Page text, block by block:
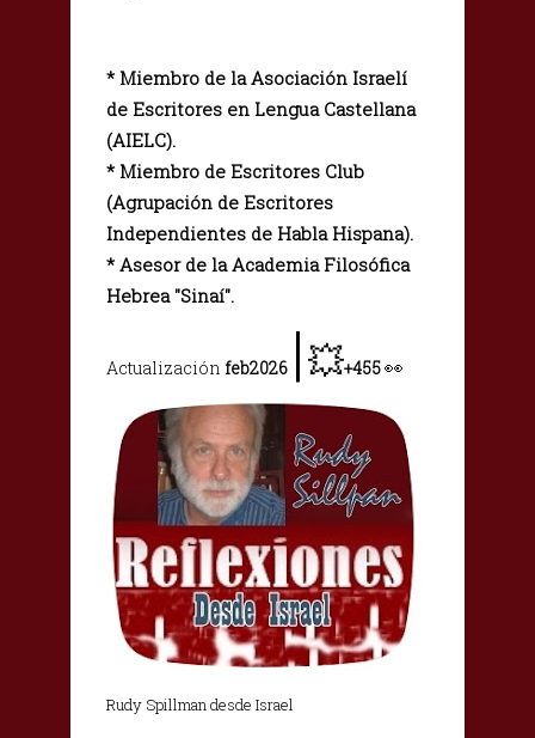
* Miembro de la Asociación Israelí
de Escritores en Lengua Castellana
(AIELC).
* Miembro de Escritores Club
(Agrupación de Escritores
Independientes de Habla Hispana).
* Asesor de la Academia Filosófica
Hebrea "Sinaí".
Actualización feb2026 |💥+455👀
Rudy Spillman desde Israel